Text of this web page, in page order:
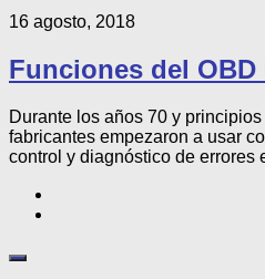
16 agosto, 2018
Funciones del OBD
Durante los años 70 y
fabricantes empezaron a usar
control y diagnóstico de errores